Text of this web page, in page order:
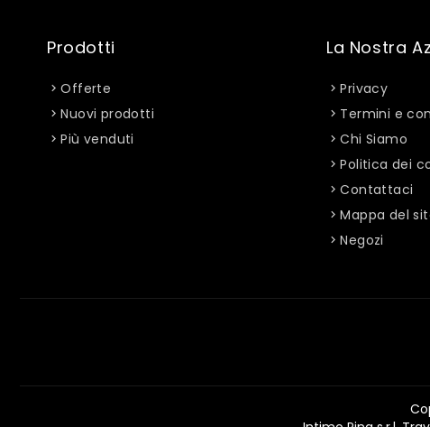
Prodotti
Offerte
Nuovi prodotti
Più venduti
La Nostra
Privacy
Termini e
Chi Siamo
Politica dei
Contattaci
Mappa del
Negozi